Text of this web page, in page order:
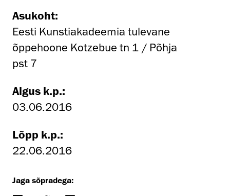
Asukoht:
Eesti Kunstiakadeemia tulevane
õppehoone Kotzebue tn 1 / Põhja
pst 7
Algus k.p.:
03.06.2016
Lõpp k.p.:
22.06.2016
Jaga sõpradega: